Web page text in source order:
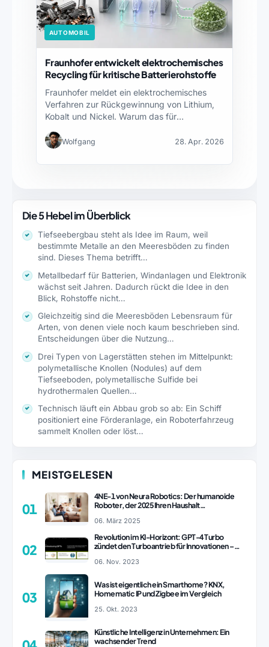
AUTOMOBIL
Fraunhofer entwickelt elektrochemisches
Recycling für kritische Batterierohstoffe
Fraunhofer meldet ein elektrochemisches
Verfahren zur Rückgewinnung von Lithium,
Kobalt und Nickel. Warum das für
Wolfgang 28. Apr. 2026
Die 5 Hebel im Überblick
Tiefseebergbau steht als Idee im Raum, weil
bestimmte Metalle an den Meeresböden zu finden
sind. Dieses Thema betrifft…
Metallbedarf für Batterien, Windanlagen und Elektronik
wächst seit Jahren. Dadurch rückt die Idee in den
Blick, Rohstoffe nicht…
Gleichzeitig sind die Meeresböden Lebensraum für
Arten, von denen viele noch kaum beschrieben sind.
Entscheidungen über die Nutzung…
Drei Typen von Lagerstätten stehen im Mittelpunkt:
polymetallische Knollen (Nodules) auf dem
Tiefseeboden, polymetallische Sulfide bei
hydrothermalen Quellen…
Technisch läuft ein Abbau grob so ab: Ein Schiff
positioniert eine Förderanlage, ein Roboterfahrzeug
sammelt Knollen oder löst…
MEISTGELESEN
01
4NE-1 von Neura Robotics: Der humanoide
Roboter, der 2025 Ihren Haushalt
06. März 2025
02
Revolution im KI-Horizont: GPT-4 Turbo
zündet den Turboantrieb für Innovationen –
06. Nov. 2023
03
Was ist eigentlich ein Smarthome? KNX,
Homematic IP und Zigbee im Vergleich
25. Okt. 2023
Künstliche Intelligenz in Unternehmen: Ein
wachsender Trend